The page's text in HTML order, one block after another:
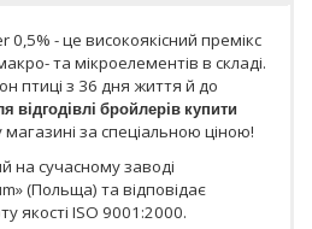
0,5% - це високоякісний премікс
та мікроелементів в складі.
птиці з 36 дня життя й до
відгодівлі бройлерів купити
за спеціальною ціною!
на сучасному заводі
(Польща) та відповідає
якості ISO 9001:2000.